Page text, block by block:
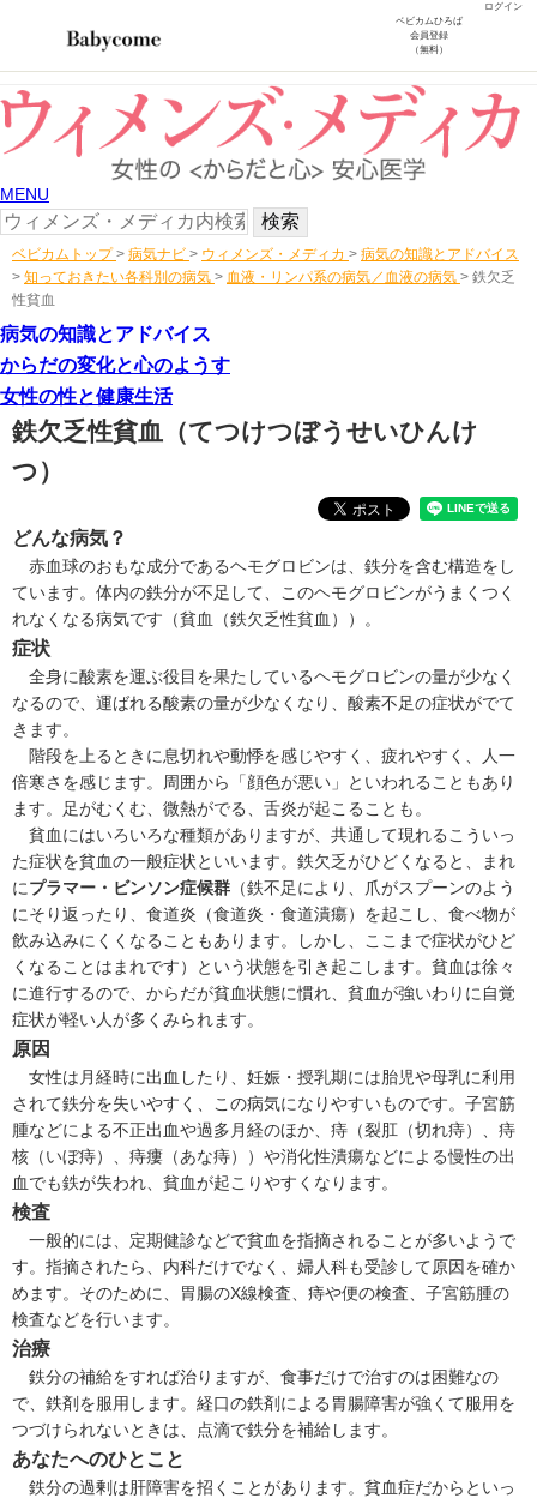
ログイン
ベビカムひろば
会員登録
（無料）
MENU
ベビカムトップ > 病気ナビ > ウィメンズ・メディカ > 病気の知識とアドバイス
> 知っておきたい各科別の病気 > 血液・リンパ系の病気／血液の病気 > 鉄欠乏
性貧血
病気の知識とアドバイス
からだの変化と心のようす
女性の性と健康生活
鉄欠乏性貧血
（てつけつぼうせいひんけ
つ）
どんな病気？
赤血球のおもな成分であるヘモグロビンは、鉄分を含む構造をし
ています。体内の鉄分が不足して、このヘモグロビンがうまくつく
れなくなる病気です（貧血（鉄欠乏性貧血） ）。
症状
全身に酸素を運ぶ役目を果たしているヘモグロビンの量が少なく
なるので、運ばれる酸素の量が少なくなり、酸素不足の症状がでて
きます。
階段を上るときに息切れや動悸を感じやすく、疲れやすく、人一
倍寒さを感じます。周囲から「顔色が悪い」といわれることもあり
ます。足がむくむ、微熱がでる、舌炎が起こることも。
貧血にはいろいろな種類がありますが、共通して現れるこういっ
た症状を貧血の一般症状といいます。鉄欠乏がひどくなると、まれ
にプラマー・ビンソン症候群 （鉄不足により、爪がスプーンのよう
にそり返ったり、食道炎（食道炎・食道潰瘍）を起こし、食べ物が
飲み込みにくくなることもあります。しかし、ここまで症状がひど
くなることはまれです）という状態を引き起こします。貧血は徐々
に進行するので、からだが貧血状態に慣れ、貧血が強いわりに自覚
症状が軽い人が多くみられます。
原因
女性は月経時に出血したり、妊娠・授乳期には胎児や母乳に利用
されて鉄分を失いやすく、この病気になりやすいものです。 子宮筋
腫などによる不正出血や過多月経のほか、痔（裂肛（切れ痔）
痔
核（いぼ痔）
痔瘻（あな痔） ）や消化性潰瘍などによる慢性の出
血でも鉄が失われ、貧血が起こりやすくなります。
検査
一般的には、定期健診などで貧血を指摘されることが多いようで
す。指摘されたら、内科だけでなく、婦人科も受診して原因を確か
めます。そのために、胃腸のX線検査、痔や便の検査、子宮筋腫の
検査などを行います。
治療
鉄分の補給をすれば治りますが、食事だけで治すのは困難なの
で、鉄剤を服用します。経口の鉄剤による胃腸障害が強くて服用を
つづけられないときは、点滴で鉄分を補給します。
あなたへのひとこと
鉄分の過剰は肝障害を招くことがあります。貧血症だからといっ